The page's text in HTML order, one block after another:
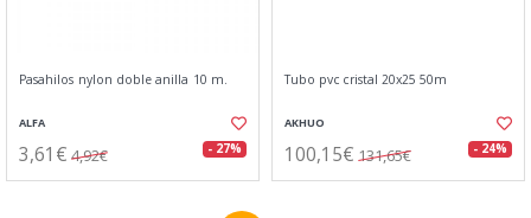
Pasahilos nylon doble anilla 10 m.
ALFA
3,61€ 4,92€ - 27%
Tubo pvc cristal 20x25 50m
AKHUO
100,15€ 131,65€ - 24%